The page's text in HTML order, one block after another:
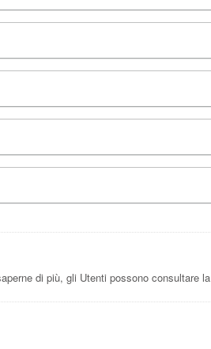
di più, gli Utenti possono consultare la